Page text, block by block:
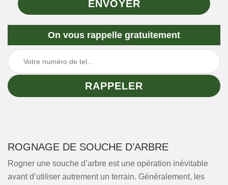
On vous rappelle gratuitement
ROGNAGE DE SOUCHE D’ARBRE
Rogner une souche d’arbre est une opération inévitable
avant d’utiliser autrement un terrain. Généralement, les